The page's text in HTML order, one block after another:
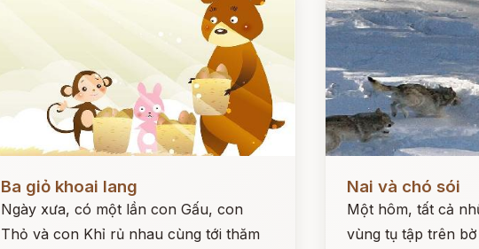
Ba giỏ khoai lang
Ngày xưa, có một lần con Gấu, con
Thỏ và con Khỉ rủ nhau cùng tới thăm
Nai và chó sói
Một hôm, tất cả
vùng tụ tập trên